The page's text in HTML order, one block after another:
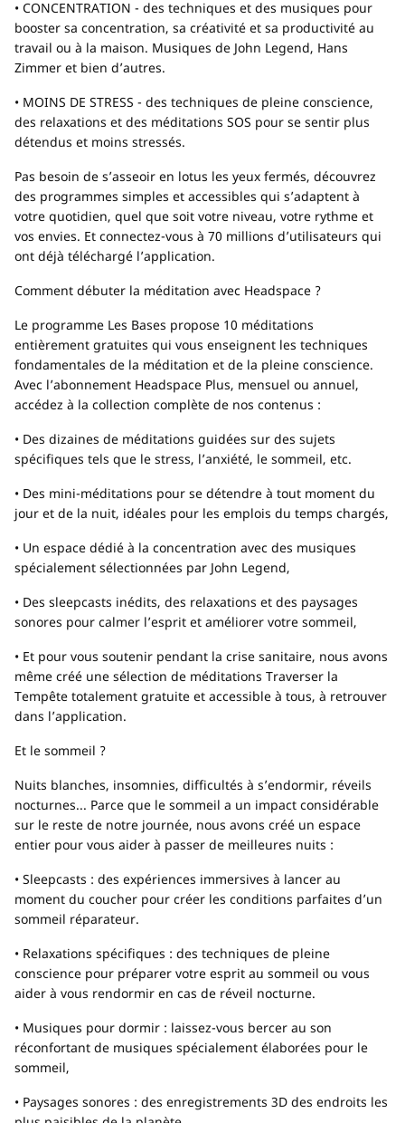
• CONCENTRATION - des techniques et des musiques pour
booster sa concentration, sa créativité et sa productivité au
travail ou à la maison. Musiques de John Legend, Hans
Zimmer et bien d’autres.
• MOINS DE STRESS - des techniques de pleine conscience,
des relaxations et des méditations SOS pour se sentir plus
détendus et moins stressés.
Pas besoin de s’asseoir en lotus les yeux fermés, découvrez
des programmes simples et accessibles qui s’adaptent à
votre quotidien, quel que soit votre niveau, votre rythme et
vos envies. Et connectez-vous à 70 millions d’utilisateurs qui
ont déjà téléchargé l’application.
Comment débuter la méditation avec Headspace ?
Le programme Les Bases propose 10 méditations
entièrement gratuites qui vous enseignent les techniques
fondamentales de la méditation et de la pleine conscience.
Avec l’abonnement Headspace Plus, mensuel ou annuel,
accédez à la collection complète de nos contenus :
• Des dizaines de méditations guidées sur des sujets
spécifiques tels que le stress, l’anxiété, le sommeil, etc.
• Des mini-méditations pour se détendre à tout moment du
jour et de la nuit, idéales pour les emplois du temps chargés,
• Un espace dédié à la concentration avec des musiques
spécialement sélectionnées par John Legend,
• Des sleepcasts inédits, des relaxations et des paysages
sonores pour calmer l’esprit et améliorer votre sommeil,
• Et pour vous soutenir pendant la crise sanitaire, nous avons
même créé une sélection de méditations Traverser la
Tempête totalement gratuite et accessible à tous, à retrouver
dans l’application.
Et le sommeil ?
Nuits blanches, insomnies, difficultés à s’endormir, réveils
nocturnes... Parce que le sommeil a un impact considérable
sur le reste de notre journée, nous avons créé un espace
entier pour vous aider à passer de meilleures nuits :
• Sleepcasts : des expériences immersives à lancer au
moment du coucher pour créer les conditions parfaites d’un
sommeil réparateur.
• Relaxations spécifiques : des techniques de pleine
conscience pour préparer votre esprit au sommeil ou vous
aider à vous rendormir en cas de réveil nocturne.
• Musiques pour dormir : laissez-vous bercer au son
réconfortant de musiques spécialement élaborées pour le
sommeil,
• Paysages sonores : des enregistrements 3D des endroits les